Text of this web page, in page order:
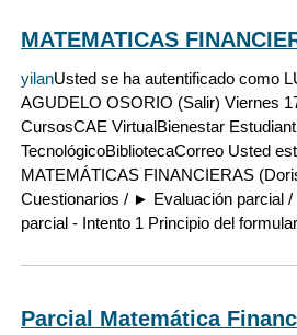
MATEMATICAS
yilanUsted se ha autentificado como
AGUDELO OSORIO (Salir) Viernes
CursosCAE VirtualBienestar
TecnológicoBibliotecaCorreo Usted
MATEMÁTICAS FINANCIERAS
Cuestionarios / ► Evaluación parcial
parcial - Intento 1 Principio del
Parcial Matemática